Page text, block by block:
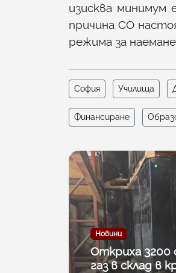
изисква минимум
причина СО
режима за
София Училища
Финансиране
Новини
Откриха 3200
газ в склад в